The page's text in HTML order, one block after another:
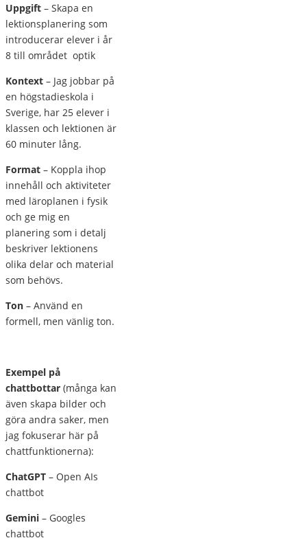
Uppgift – Skapa en
lektionsplanering som
introducerar elever i år
8 till området optik
Kontext – Jag jobbar på
en högstadieskola i
Sverige, har 25 elever i
klassen och lektionen är
60 minuter lång.
Format – Koppla ihop
innehåll och aktiviteter
med läroplanen i fysik
och ge mig en
planering som i detalj
beskriver lektionens
olika delar och material
som behövs.
Ton – Använd en
formell, men vänlig ton.
Exempel på
chattbottar (många kan
även skapa bilder och
göra andra saker, men
jag fokuserar här på
chattfunktionerna):
ChatGPT – Open AIs
chattbot
Gemini – Googles
chattbot